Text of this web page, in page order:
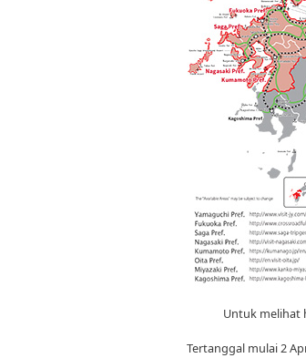
Untuk melihat
Tertanggal mulai 2